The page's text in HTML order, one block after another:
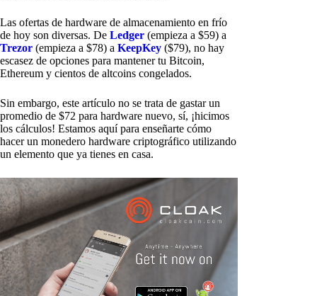
Las ofertas de hardware de almacenamiento en frío
de hoy son diversas. De Ledger (empieza a $59) a
Trezor (empieza a $78) a KeepKey ($79), no hay
escasez de opciones para mantener tu Bitcoin,
Ethereum y cientos de altcoins congelados.
Sin embargo, este artículo no se trata de gastar un
promedio de $72 para hardware nuevo, sí, ¡hicimos
los cálculos! Estamos aquí para enseñarte cómo
hacer un monedero hardware criptográfico utilizando
un elemento que ya tienes en casa.